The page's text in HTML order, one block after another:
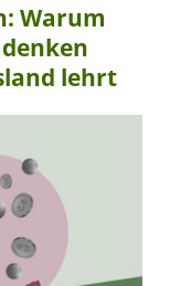
Warum
lehrt